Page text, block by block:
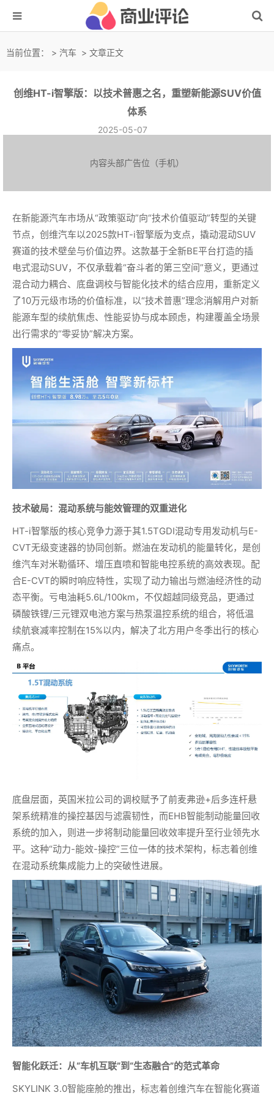
当前位置： > 汽车 > 文章正文
创维HT-i智擎版：以技术普惠之名，重塑新能源SUV价值
体系
2025-05-07
内容头部广告位（手机）
在新能源汽车市场从“政策驱动”向“技术价值驱动”转型的关键
节点，创维汽车以2025款HT-i智擎版为支点，撬动混动SUV
赛道的技术壁垒与价值边界。这款基于全新BE平台打造的插
电式混动SUV，不仅承载着“奋斗者的第三空间”意义，更通过
混合动力耦合、底盘调校与智能化技术的结合应用，重新定义
了10万元级市场的价值标准，以“技术普惠”理念消解用户对新
能源车型的续航焦虑、性能妥协与成本顾虑，构建覆盖全场景
出行需求的“零妥协”解决方案。
技术破局：混动系统与能效管理的双重进化
HT-i智擎版的核心竞争力源于其1.5TGDI混动专用发动机与E-
CVT无级变速器的协同创新。燃油在发动机的能量转化，是创
维汽车对米勒循环、增压直喷和智能电控系统的高效表现。配
合E-CVT的瞬时响应特性，实现了动力输出与燃油经济性的动
态平衡。亏电油耗5.6L/100km，不仅超越同级竞品，更通过
磷酸铁锂/三元锂双电池方案与热泵温控系统的组合，将低温
续航衰减率控制在15%以内，解决了北方用户冬季出行的核心
痛点。
底盘层面，英国米拉公司的调校赋予了前麦弗逊+后多连杆悬
架系统精准的操控基因与滤震韧性，而EHB智能制动能量回收
系统的加入，则进一步将制动能量回收效率提升至行业领先水
平。这种“动力-能效-操控”三位一体的技术架构，标志着创维
在混动系统集成能力上的突破性进展。
智能化跃迁：从“车机互联”到“生态融合”的范式革命
SKYLINK 3.0智能座舱的推出，标志着创维汽车在智能化赛道